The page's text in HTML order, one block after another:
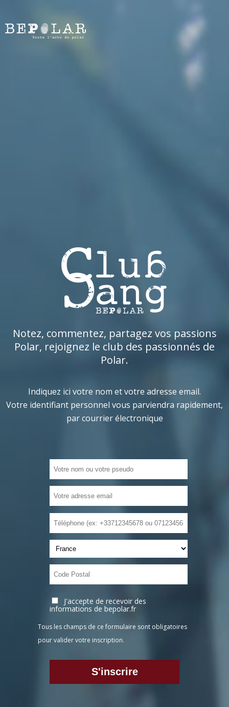
Notez, commentez, partagez vos passions
Polar, rejoignez le club des passionnés de
Polar.
Indiquez ici votre nom et votre adresse email.
Votre identifiant personnel vous parviendra rapidement,
par courrier électronique
J'accepte de recevoir des
informations de bepolar.fr
Tous les champs de ce formulaire sont obligatoires
pour valider votre inscription.